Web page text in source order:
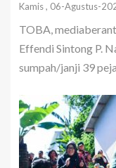
Kamis , 06-Agustus-
TOBA,
Effendi Sintong P.
sumpah/janji 39